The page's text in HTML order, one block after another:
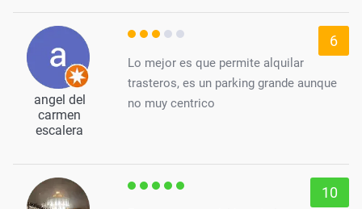
angel del
carmen
escalera
6
Lo mejor es que permite alquilar
trasteros, es un parking grande aunque
no muy centrico
10